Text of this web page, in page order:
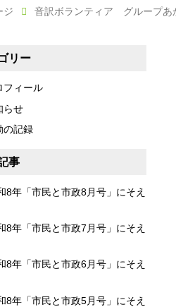
ジ 音訳ボランティア グループあ
リー
フィール
らせ
の記録
事
8年「市民と市政8月号」にそえ
8年「市民と市政7月号」にそえ
8年「市民と市政6月号」にそえ
8年「市民と市政5月号」にそえ